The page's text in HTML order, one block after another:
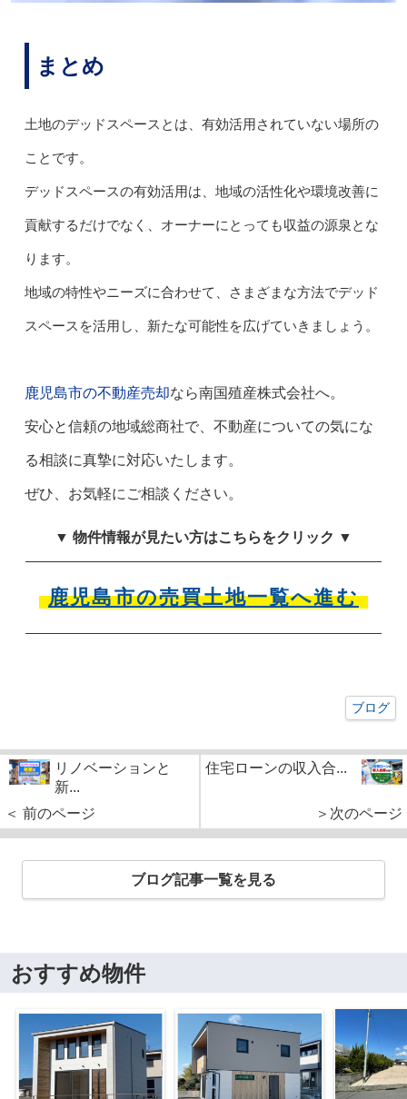
まとめ
土地のデッドスペースとは、有効活用されていない場所の
ことです。
デッドスペースの有効活用は、地域の活性化や環境改善に
貢献するだけでなく、オーナーにとっても収益の源泉とな
ります。
地域の特性やニーズに合わせて、さまざまな方法でデッド
スペースを活用し、新たな可能性を広げていきましょう。
鹿児島市の不動産売却なら南国殖産株式会社へ。
安心と信頼の地域総商社で、不動産についての気にな
る相談に真摯に対応いたします。
ぜひ、お気軽にご相談ください。
▼ 物件情報が見たい方はこちらをクリック ▼
鹿児島市の売買土地一覧へ進む
ブログ
リノベーションと
新...
＜ 前のページ
住宅ローンの収入合...
＞次のページ
ブログ記事一覧を見る
おすすめ物件